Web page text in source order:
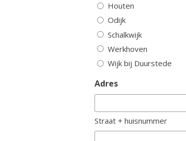
Houten
Odijk
Schalkwijk
Werkhoven
Wijk bij Duurstede
Adres
Straat + huisnummer